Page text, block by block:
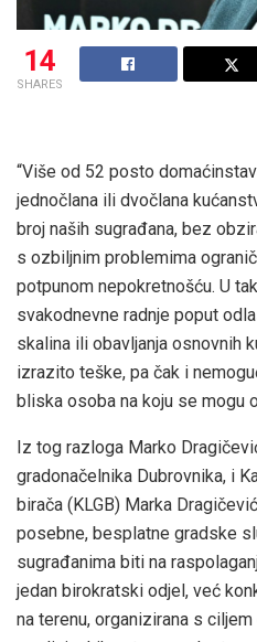
14
SHARES
“Više od 52 posto
jednočlana ili dvočlana
broj naših sugrađana, bez
s ozbiljnim problemima
potpunom nepokretnošću. U
svakodnevne radnje poput
skalina ili obavljanja osnovnih
izrazito teške, pa čak i
bliska osoba na koju se mogu
Iz tog razloga Marko
gradonačelnika Dubrovnika, i
birača (KLGB) Marka
posebne, besplatne gradske
sugrađanima biti na
jedan birokratski odjel, već
na terenu, organizirana s